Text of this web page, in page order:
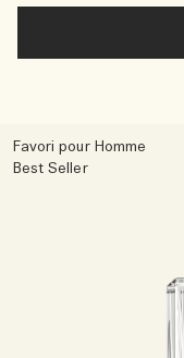
Favori pour Homme
Best Seller